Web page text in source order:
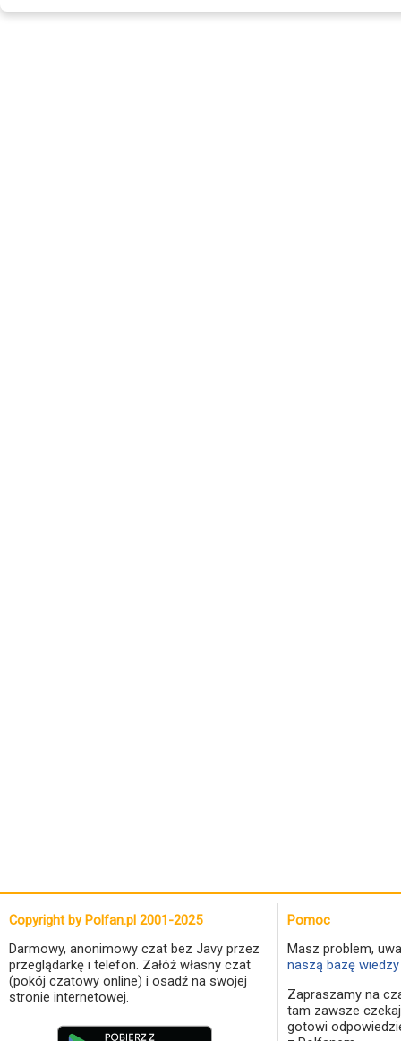
Copyright by Polfan.pl 2001-2025
Darmowy, anonimowy czat bez Javy przez
przeglądarkę i telefon. Załóż własny czat
(pokój czatowy online) i osadź na swojej
stronie internetowej.
Pomoc
Masz problem,
naszą bazę
Zapraszamy na
tam zawsze
gotowi